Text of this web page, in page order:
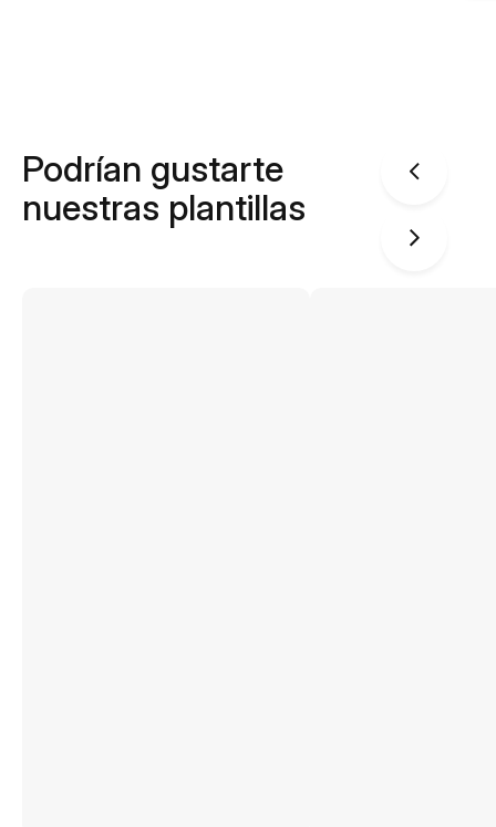
Podrían gustarte
nuestras plantillas